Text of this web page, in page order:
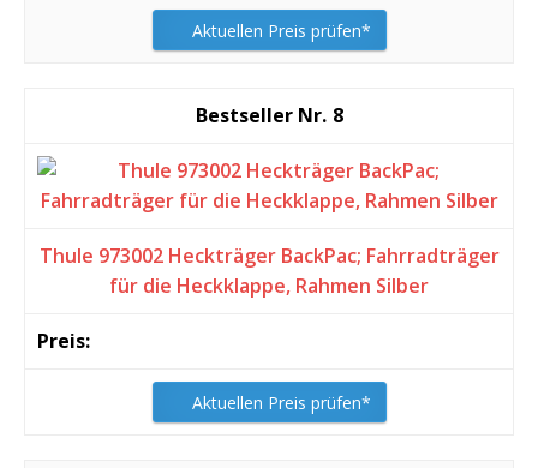
Aktuellen Preis prüfen*
8
Thule 973002 Heckträger BackPac; Fahrradträger
für die Heckklappe, Rahmen Silber
Aktuellen Preis prüfen*